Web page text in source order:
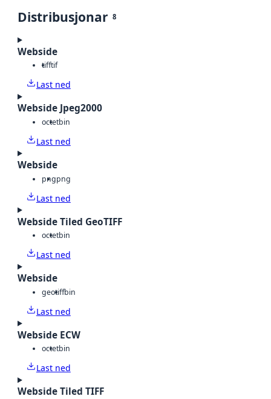
Distribusjonar 8
Webside
tifftif
Last ned
Webside Jpeg2000
octetbin
Last ned
Webside
pngpng
Last ned
Webside Tiled GeoTIFF
octetbin
Last ned
Webside
geotiffbin
Last ned
Webside ECW
octetbin
Last ned
Webside Tiled TIFF